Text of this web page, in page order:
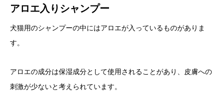
アロエ入りシャンプー
犬猫用のシャンプーの中にはアロエが入っているものがありま
す。
アロエの成分は保湿成分として使用されることがあり、皮膚への
刺激が少ないと考えられています。